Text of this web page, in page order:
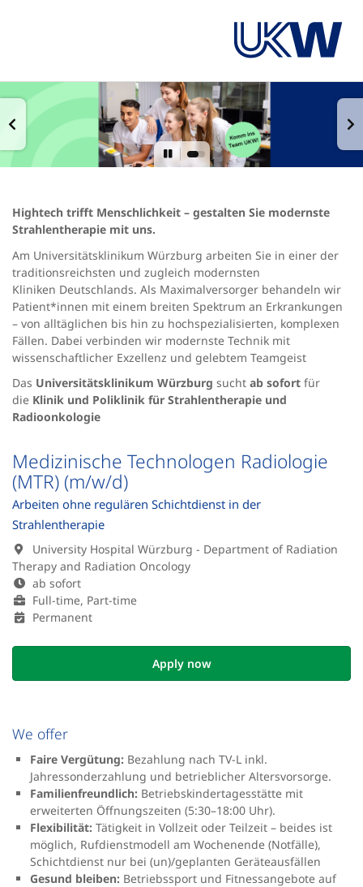
Medizinische Technologen Radiologie
(MTR) (m/w/d)
Arbeiten ohne regulären Schichtdienst in der
Strahlentherapie
University Hospital Würzburg - Department of Radiation
Therapy and Radiation Oncology
ab sofort
Full-time, Part-time
Permanent
Apply now
Hightech trifft Menschlichkeit – gestalten Sie modernste
Strahlentherapie mit uns.
Am Universitätsklinikum Würzburg arbeiten Sie in einer der
traditionsreichsten und zugleich modernsten
Kliniken Deutschlands. Als Maximalversorger behandeln wir
Patient*innen mit einem breiten Spektrum an Erkrankungen
– von alltäglichen bis hin zu hochspezialisierten, komplexen
Fällen. Dabei verbinden wir modernste Technik mit
wissenschaftlicher Exzellenz und gelebtem Teamgeist
Das Universitätsklinikum Würzburg sucht ab sofort für
die Klinik und Poliklinik für Strahlentherapie und
Radioonkologie
We offer
Faire Vergütung: Bezahlung nach TV-L inkl.
Jahressonderzahlung und betrieblicher Altersvorsorge.
Familienfreundlich: Betriebskindertagesstätte mit
erweiterten Öffnungszeiten (5:30–18:00 Uhr).
Flexibilität: Tätigkeit in Vollzeit oder Teilzeit – beides ist
möglich, Rufdienstmodell am Wochenende (Notfälle),
Schichtdienst nur bei (un)/geplanten Geräteausfällen
Gesund bleiben: Betriebssport und Fitnessangebote auf